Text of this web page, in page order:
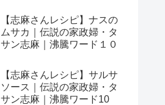
【志麻さんレシピ】ナスの
ムサカ｜伝説の家政婦・タ
サン志麻｜沸騰ワード１０
【志麻さんレシピ】サルサ
ソース｜伝説の家政婦・タ
サン志麻｜沸騰ワード10